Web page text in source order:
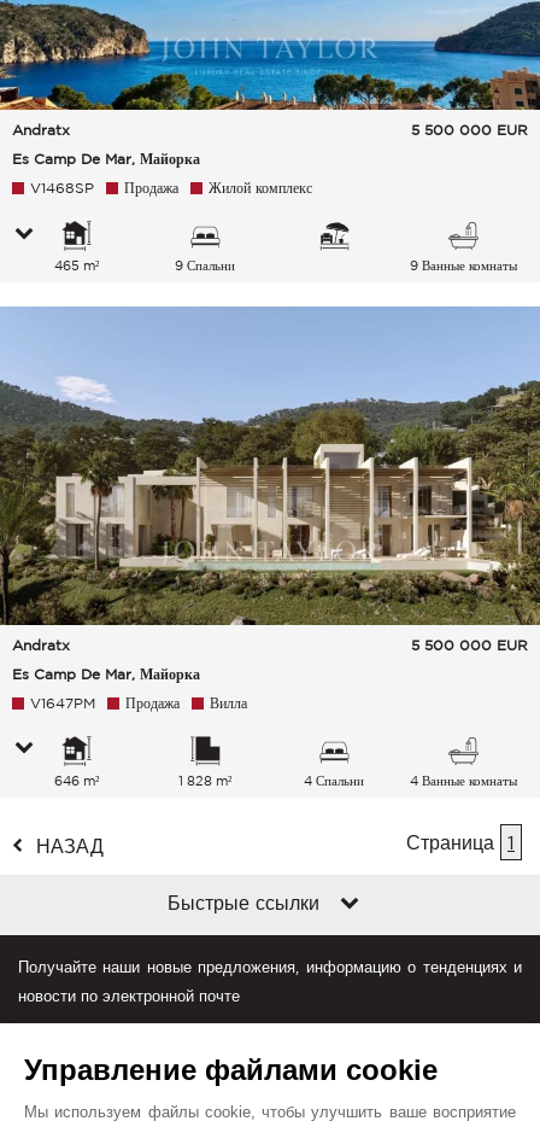
Andratx
Es Camp De Mar, Майорка
5 500 000 EUR
V1468SP Продажа Жилой комплекс
465 m² 9 Спальни 9 Ванные комнаты
Andratx
Es Camp De Mar, Майорка
5 500 000 EUR
V1647PM Продажа Вилла
646 m² 1 828 m² 4 Спальни 4 Ванные комнаты
НАЗАД Страница 1
Быстрые ссылки
Получайте наши новые предложения, информацию о тенденциях и
новости по электронной почте
Управление файлами cookie
Мы используем файлы cookie, чтобы улучшить ваше восприятие